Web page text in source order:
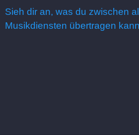
Sieh dir an, was du zwischen
Musikdiensten übertragen